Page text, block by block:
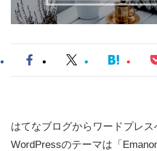
はてなブログからワードプレ
WordPressのテーマは「